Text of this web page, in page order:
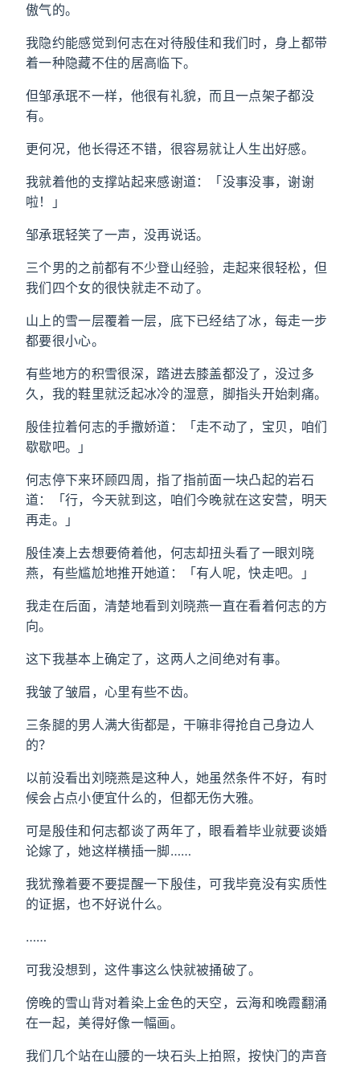
傲气的。
我隐约能感觉到何志在对待殷佳和我们时，身上都带
着一种隐藏不住的居高临下。
但邹承珉不一样，他很有礼貌，而且一点架子都没
有。
更何况，他长得还不错，很容易就让人生出好感。
我就着他的支撑站起来感谢道：「没事没事，谢谢
啦！」
邹承珉轻笑了一声，没再说话。
三个男的之前都有不少登山经验，走起来很轻松，但
我们四个女的很快就走不动了。
山上的雪一层覆着一层，底下已经结了冰，每走一步
都要很小心。
有些地方的积雪很深，踏进去膝盖都没了，没过多
久，我的鞋里就泛起冰冷的湿意，脚指头开始刺痛。
殷佳拉着何志的手撒娇道：「走不动了，宝贝，咱们
歇歇吧。」
何志停下来环顾四周，指了指前面一块凸起的岩石
道：「行，今天就到这，咱们今晚就在这安营，明天
再走。」
殷佳凑上去想要倚着他，何志却扭头看了一眼刘晓
燕，有些尴尬地推开她道：「有人呢，快走吧。」
我走在后面，清楚地看到刘晓燕一直在看着何志的方
向。
这下我基本上确定了，这两人之间绝对有事。
我皱了皱眉，心里有些不齿。
三条腿的男人满大街都是，干嘛非得抢自己身边人
的？
以前没看出刘晓燕是这种人，她虽然条件不好，有时
候会占点小便宜什么的，但都无伤大雅。
可是殷佳和何志都谈了两年了，眼看着毕业就要谈婚
论嫁了，她这样横插一脚……
我犹豫着要不要提醒一下殷佳，可我毕竟没有实质性
的证据，也不好说什么。
……
可我没想到，这件事这么快就被捅破了。
傍晚的雪山背对着染上金色的天空，云海和晚霞翻涌
在一起，美得好像一幅画。
我们几个站在山腰的一块石头上拍照，按快门的声音